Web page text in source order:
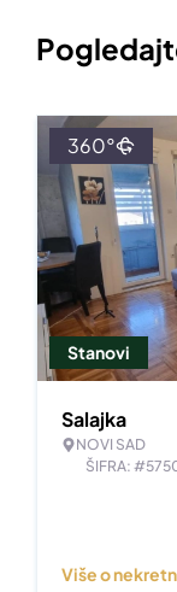
Stanovi
360°
Salajka
NOVI SAD
ŠIFRA:
Više o